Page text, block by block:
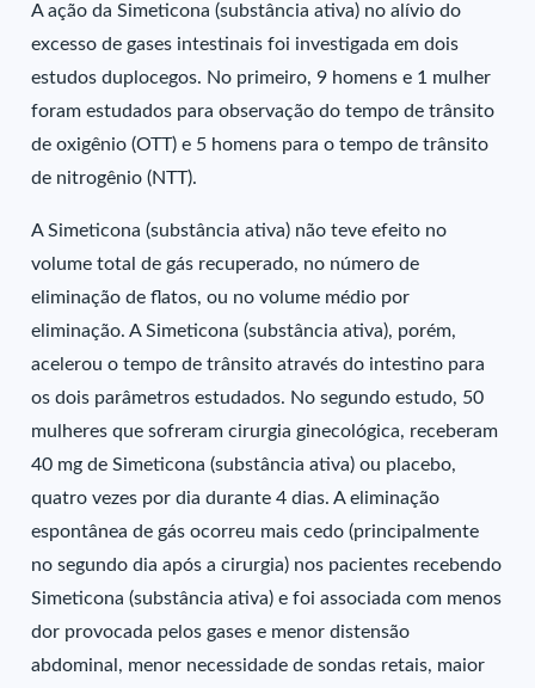
A ação da Simeticona (substância ativa) no alívio do
excesso de gases intestinais foi investigada em dois
estudos duplocegos. No primeiro, 9 homens e 1 mulher
foram estudados para observação do tempo de trânsito
de oxigênio (OTT) e 5 homens para o tempo de trânsito
de nitrogênio (NTT).
A Simeticona (substância ativa) não teve efeito no
volume total de gás recuperado, no número de
eliminação de flatos, ou no volume médio por
eliminação. A Simeticona (substância ativa), porém,
acelerou o tempo de trânsito através do intestino para
os dois parâmetros estudados. No segundo estudo, 50
mulheres que sofreram cirurgia ginecológica, receberam
40 mg de Simeticona (substância ativa) ou placebo,
quatro vezes por dia durante 4 dias. A eliminação
espontânea de gás ocorreu mais cedo (principalmente
no segundo dia após a cirurgia) nos pacientes recebendo
Simeticona (substância ativa) e foi associada com menos
dor provocada pelos gases e menor distensão
abdominal, menor necessidade de sondas retais, maior